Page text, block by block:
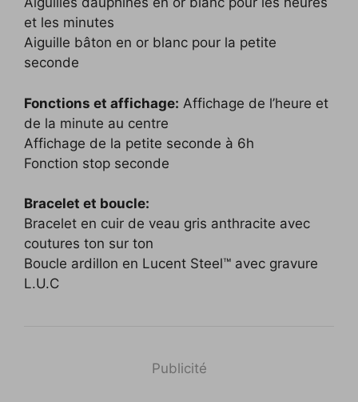
et les minutes
Aiguille bâton en or blanc pour la petite
seconde
Fonctions et affichage: Affichage de l’heure et
de la minute au centre
Affichage de la petite seconde à 6h
Fonction stop seconde
Bracelet et boucle:
Bracelet en cuir de veau gris anthracite avec
coutures ton sur ton
Boucle ardillon en Lucent Steel™ avec gravure
L.U.C
Publicité